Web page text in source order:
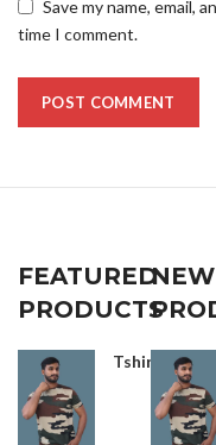
Save my name, email,
time I comment.
FEATURED
PRODUCTS
Tshirt
NEW